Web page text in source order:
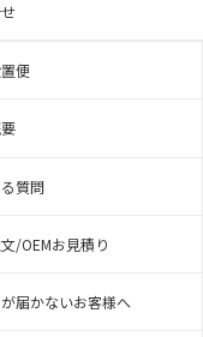
便
/OEMお見積り
質問
届かないお客様へ